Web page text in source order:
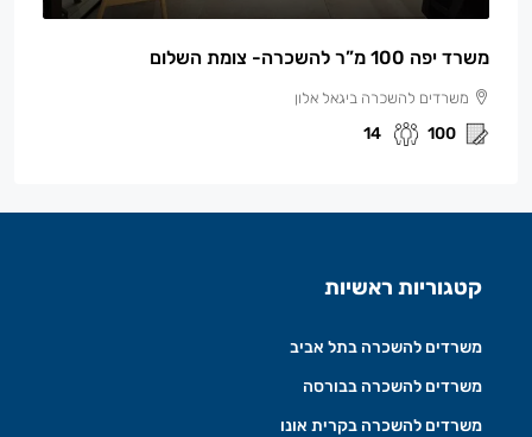
משרד יפה 100 מ”ר להשכרה- צומת השלום
משרדים להשכרה ביגאל אלון
100
14
קטגוריות ראשיות
משרדים להשכרה בתל אביב
משרדים להשכרה בבורסה
משרדים להשכרה בקרית אונו